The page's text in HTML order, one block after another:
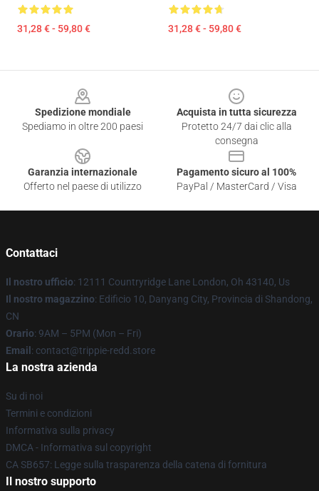
31,28 € - 59,80 € 31,28 € - 59,80 €
Spedizione mondiale
Spediamo in oltre 200 paesi
Acquista in tutta sicurezza
Protetto 24/7 dai clic alla
consegna
Garanzia internazionale
Offerto nel paese di utilizzo
Pagamento sicuro al 100%
PayPal / MasterCard / Visa
Contattaci
Il nostro ufficio: 12111 Countryridge Lane London, Oh 43140, Us
Il nostro magazzino: Edificio 10, Danyang City, Provincia di Shandong,
CN
Orario: 9AM – 5PM (Mon – Fri)
Email : contact@trippie-redd.store
La nostra azienda
Su di noi
Termini e condizioni
Informativa sulla privacy
DMCA - Informativa sul copyright
CA SB657: Legge sulla trasparenza della catena di fornitura
Il nostro supporto